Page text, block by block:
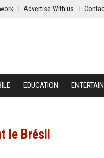
Advertise With us
EDUCATION
le Brésil